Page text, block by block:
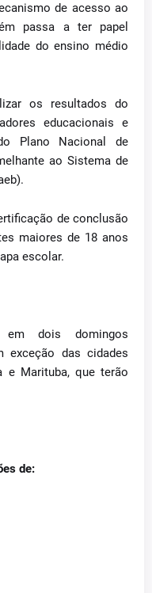
de acesso ao
passa a ter papel
do ensino médio
os resultados do
educacionais e
Plano Nacional de
ao Sistema de
de conclusão
maiores de 18 anos
escolar.
dois domingos
exceção das cidades
e Marituba, que terão
de: